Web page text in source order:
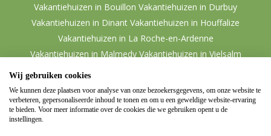
Vakantiehuizen in Bouillon Vakantiehuizen in Durbuy
Vakantiehuizen in Dinant Vakantiehuizen in Houffalize
Vakantiehuizen in La Roche-en-Ardenne
Vakantiehuizen in Malmedy Vakantiehuizen in Vielsalm
Wij gebruiken cookies
We kunnen deze plaatsen voor analyse van onze bezoekersgegevens, om onze website te
verbeteren, gepersonaliseerde inhoud te tonen en om u een geweldige website-ervaring
te bieden. Voor meer informatie over de cookies die we gebruiken opent u de
instellingen.